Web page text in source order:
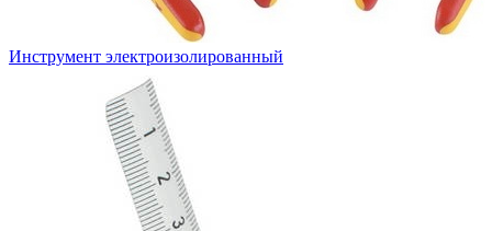
Инструмент электроизолированный